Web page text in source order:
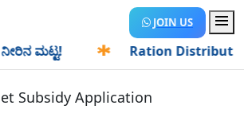
JOIN US
ಮಟ್ಟ! Ration Distribution-
Subsidy Application